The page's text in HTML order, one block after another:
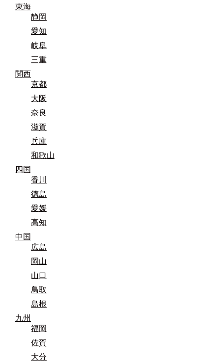
東海
静岡
愛知
岐阜
三重
関西
京都
大阪
奈良
滋賀
兵庫
和歌山
四国
香川
徳島
愛媛
高知
中国
広島
岡山
山口
鳥取
島根
九州
福岡
佐賀
大分